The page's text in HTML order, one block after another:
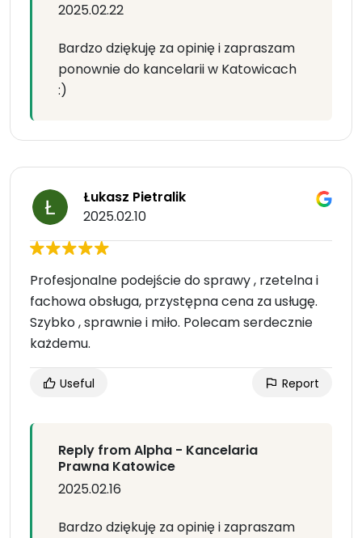
2025.02.22
Bardzo dziękuję za opinię i zapraszam
ponownie do kancelarii w Katowicach
:)
Łukasz Pietralik
2025.02.10
Profesjonalne podejście do sprawy , rzetelna i
fachowa obsługa, przystępna cena za usługę.
Szybko , sprawnie i miło. Polecam serdecznie
każdemu.
Useful Report
Reply from Alpha - Kancelaria
Prawna Katowice
2025.02.16
Bardzo dziękuję za opinię i zapraszam